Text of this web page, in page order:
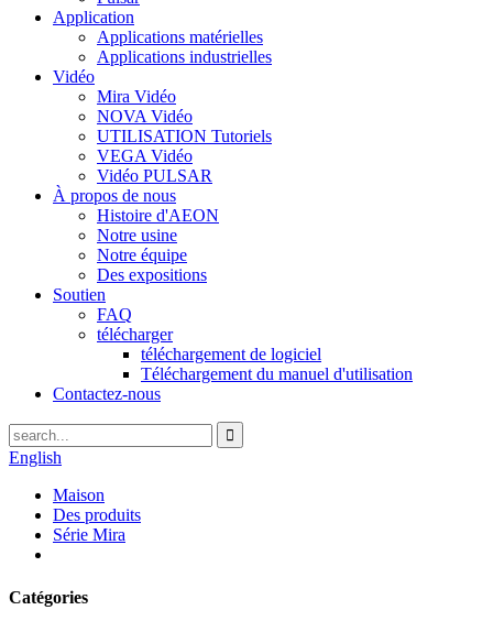
Application
Applications matérielles
Applications industrielles
Vidéo
Mira Vidéo
NOVA Vidéo
UTILISATION Tutoriels
VEGA Vidéo
Vidéo PULSAR
À propos de nous
Histoire d'AEON
Notre usine
Notre équipe
Des expositions
Soutien
FAQ
télécharger
téléchargement de logiciel
Téléchargement du manuel d'utilisation
Contactez-nous
English
Maison
Des produits
Série Mira
Catégories